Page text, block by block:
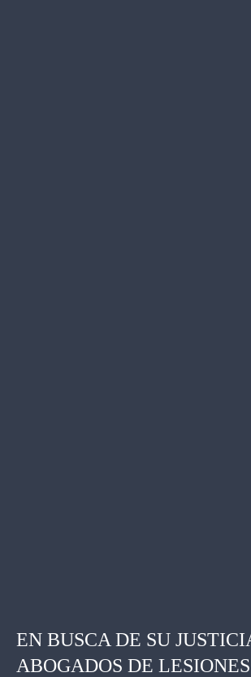
EN BUSCA DE SU
ABOGADOS DE LESIONES